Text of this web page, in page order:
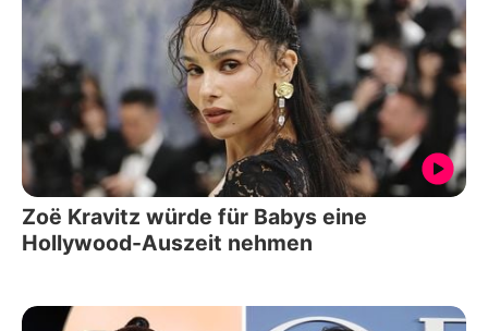
Zoë Kravitz würde für Babys eine
Hollywood-Auszeit nehmen